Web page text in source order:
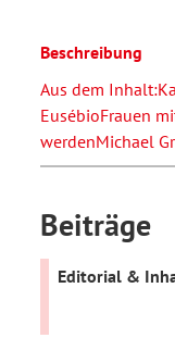
Beschreibung
Aus dem
EusébioFrauen
werdenMichael
Beiträge
Editorial &